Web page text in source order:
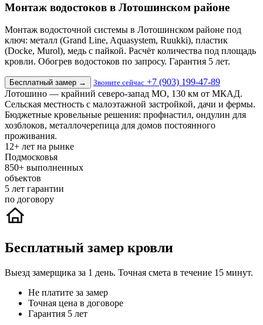
Монтаж водостоков в Лотошинском районе
Монтаж водосточной системы в Лотошинском районе под
ключ: металл (Grand Line, Aquasystem, Ruukki), пластик
(Docke, Murol), медь с пайкой. Расчёт количества под площадь
кровли. Обогрев водостоков по запросу. Гарантия 5 лет.
Бесплатный замер → Звоните сейчас +7 (903) 199-47-89
Лотошино — крайний северо-запад МО, 130 км от МКАД.
Сельская местность с малоэтажной застройкой, дачи и фермы.
Бюджетные кровельные решения: профнастил, ондулин для
хозблоков, металлочерепица для домов постоянного
проживания.
12+ лет на рынке
Подмосковья
850+ выполненных
объектов
5 лет гарантии
по договору
Бесплатный замер кровли
Выезд замерщика за 1 день. Точная смета в течение 15 минут.
Не платите за замер
Точная цена в договоре
Гарантия 5 лет